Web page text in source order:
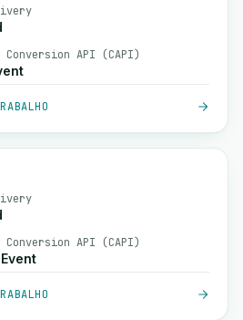
Conversion API (CAPI)
Conversion API (CAPI)